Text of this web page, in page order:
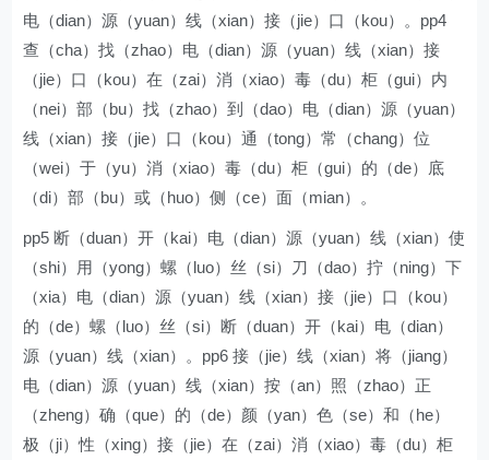
电（dian）源（yuan）线（xian）接（jie）口（kou）。pp4
查（cha）找（zhao）电（dian）源（yuan）线（xian）接
（jie）口（kou）在（zai）消（xiao）毒（du）柜（gui）内
（nei）部（bu）找（zhao）到（dao）电（dian）源（yuan）
线（xian）接（jie）口（kou）通（tong）常（chang）位
（wei）于（yu）消（xiao）毒（du）柜（gui）的（de）底
（di）部（bu）或（huo）侧（ce）面（mian）。
pp5 断（duan）开（kai）电（dian）源（yuan）线（xian）使
（shi）用（yong）螺（luo）丝（si）刀（dao）拧（ning）下
（xia）电（dian）源（yuan）线（xian）接（jie）口（kou）
的（de）螺（luo）丝（si）断（duan）开（kai）电（dian）
源（yuan）线（xian）。pp6 接（jie）线（xian）将（jiang）
电（dian）源（yuan）线（xian）按（an）照（zhao）正
（zheng）确（que）的（de）颜（yan）色（se）和（he）
极（ji）性（xing）接（jie）在（zai）消（xiao）毒（du）柜